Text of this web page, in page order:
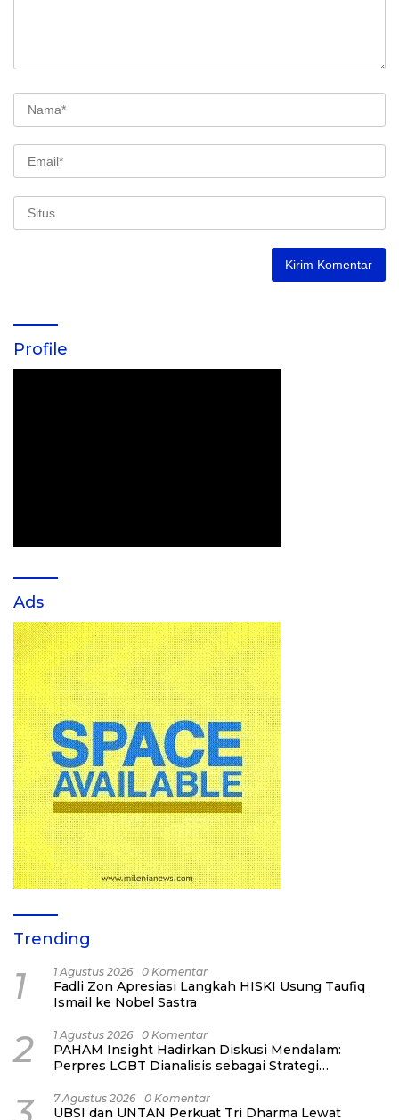
Profile
Ads
Trending
1 1 Agustus 2026 0 Komentar
Fadli Zon Apresiasi Langkah HISKI Usung Taufiq
Ismail ke Nobel Sastra
2 1 Agustus 2026 0 Komentar
PAHAM Insight Hadirkan Diskusi Mendalam:
Perpres LGBT Dianalisis sebagai Strategi
7 Agustus 2026 0 Komentar
UBSI dan UNTAN Perkuat Tri Dharma Lewat